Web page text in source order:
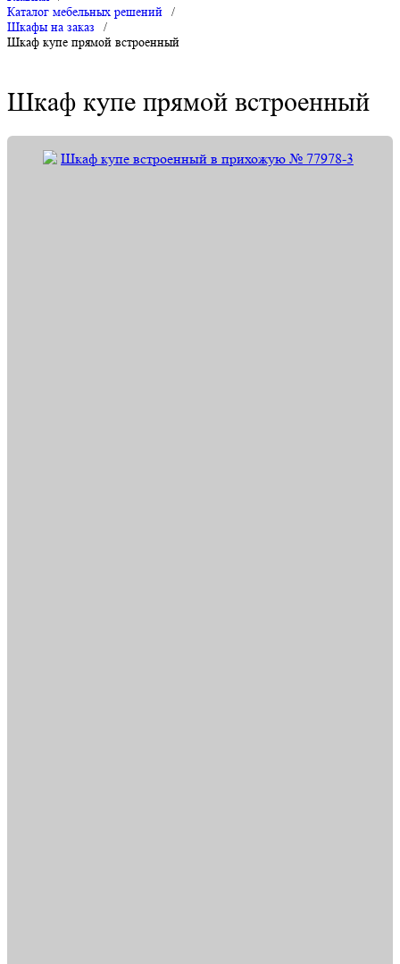
Каталог мебельных решений
/
Шкафы на заказ
/
Шкаф купе прямой встроенный
Шкаф купе прямой встроенный